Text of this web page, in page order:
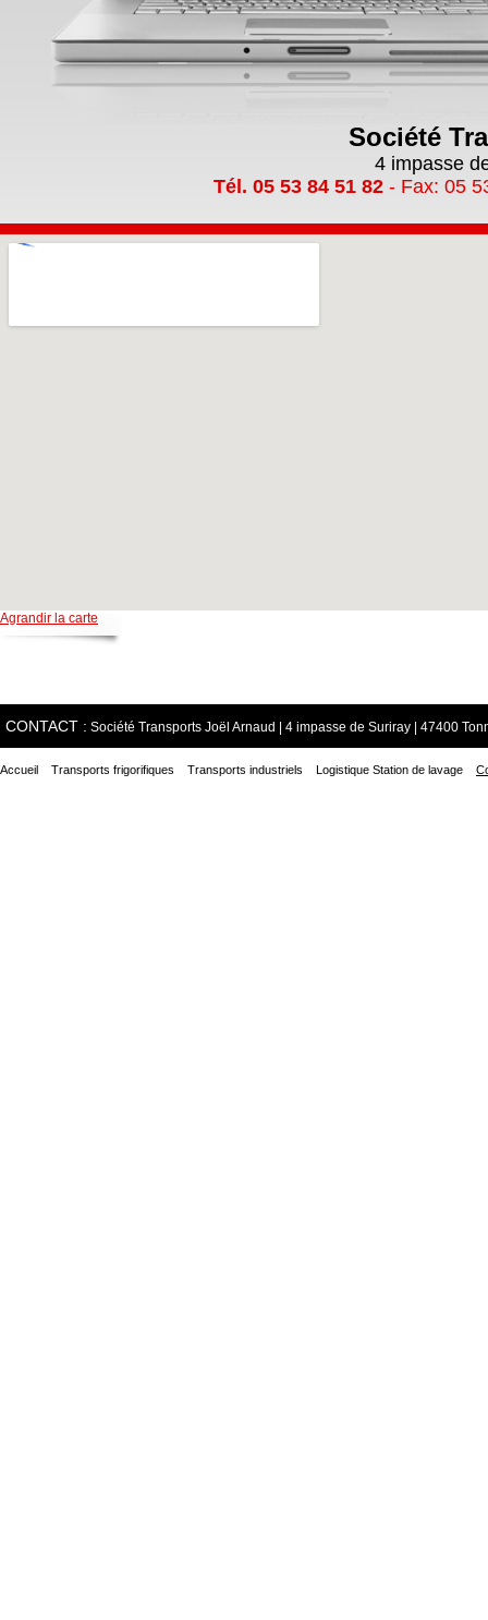
Société
4 impasse
Tél. 05 53 84 51 82- Fax: 05
Agrandir la carte
CONTACT : Société Transports Joël Arnaud | 4 impasse de Suriray | 47400
Accueil Transports frigorifiques Transports industriels Logistique Station de lavage